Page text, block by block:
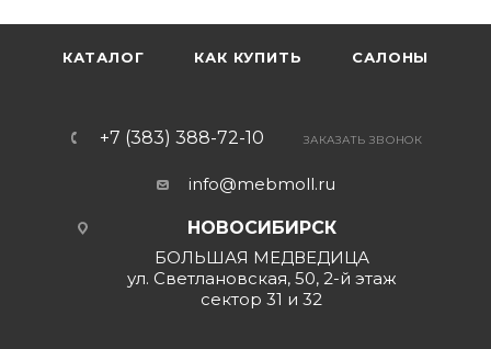
КАТАЛОГ КАК КУПИТЬ САЛОНЫ
+7 (383) 388-72-10 ЗАКАЗАТЬ ЗВОНОК
info@mebmoll.ru
НОВОСИБИРСК
БОЛЬШАЯ МЕДВЕДИЦА
ул. Светлановская, 50, 2-й этаж
сектор 31 и 32